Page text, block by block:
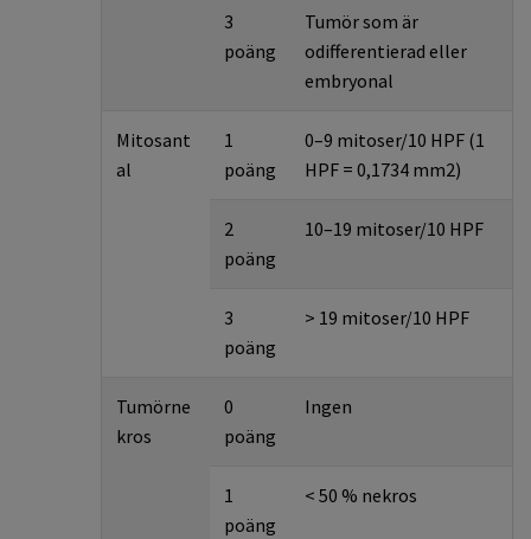
3
poäng
Tumör som är
odifferentierad eller
embryonal
Mitosant
al
1
poäng
0–9 mitoser/10 HPF (1
HPF = 0,1734 mm2)
2
poäng
10–19 mitoser/10 HPF
3
poäng
> 19 mitoser/10 HPF
Tumörne
kros
0
poäng
Ingen
1
poäng
< 50 % nekros